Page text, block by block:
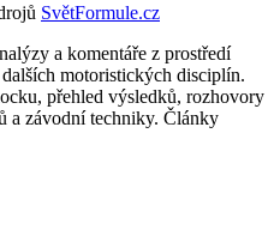
SvětFormule.cz
a komentáře z prostředí
motoristických disciplín.
přehled výsledků, rozhovory
a závodní techniky. Články